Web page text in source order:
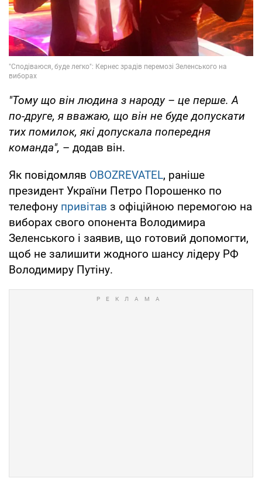
"Тому що він людина з народу – це перше. А
по-друге, я вважаю, що він не буде допускати
тих помилок, які допускала попередня
команда", – додав він.
Як повідомляв OBOZREVATEL, раніше
президент України Петро Порошенко по
телефону привітав з офіційною перемогою на
виборах свого опонента Володимира
Зеленського і заявив, що готовий допомогти,
щоб не залишити жодного шансу лідеру РФ
Володимиру Путіну.